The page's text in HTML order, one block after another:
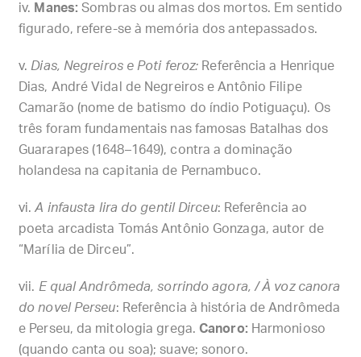
Manes: Sombras ou almas dos mortos. Em sentido
figurado, refere-se à memória dos antepassados.
Dias, Negreiros e Poti feroz: Referência a Henrique
Dias, André Vidal de Negreiros e Antônio Filipe
Camarão (nome de batismo do índio Potiguaçu). Os
três foram fundamentais nas famosas Batalhas dos
Guararapes (1648–1649), contra a dominação
holandesa na capitania de Pernambuco.
A infausta lira do gentil Dirceu: Referência ao
poeta arcadista Tomás Antônio Gonzaga, autor de
“Marília de Dirceu”.
E qual Andrômeda, sorrindo agora, / À voz canora
do novel Perseu: Referência à história de Andrômeda
e Perseu, da mitologia grega. Canoro: Harmonioso
(quando canta ou soa); suave; sonoro.